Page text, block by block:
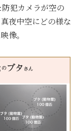
犯カメラが空の
夜中空にどの様な
像。